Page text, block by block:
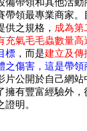
備帶領和其他活動
帶領最專業商家
之規格， 成為
充氣毛毛蟲數量高
標 ，而是建立及傳
之傷害，這是帶
片公開於自己網
擁有豐富經驗外
證明。